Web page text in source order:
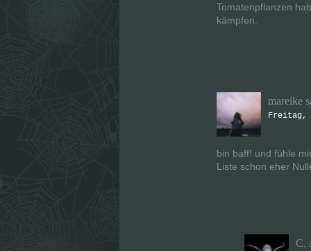
Tomatenpflanzen
kämpfen.
mareike
Freitag,
bin baff! und fühle
Liste schon eher
C.